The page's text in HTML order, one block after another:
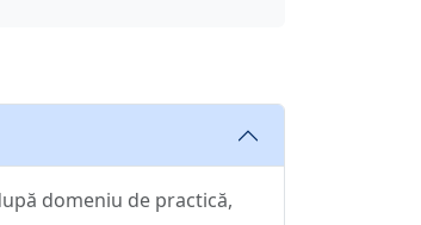
domeniu de practică,